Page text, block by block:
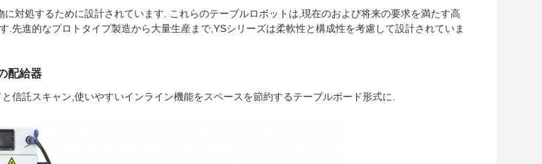
対処するために設計されています. これらのテーブルロボットは,現在のおよび将来の要求を満たす高
.先進的なプロトタイプ製造から大量生産まで,YSシリーズは柔軟性と構成性を考慮して設計されていま
配給器
信託スキャン,使いやすいインライン機能をスペースを節約するテーブルボード形式に.